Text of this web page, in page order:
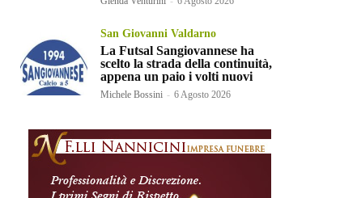
San Giovanni Valdarno
La Futsal Sangiovannese ha
scelto la strada della continuità,
appena un paio i volti nuovi
Michele Bossini - 6 Agosto 2026